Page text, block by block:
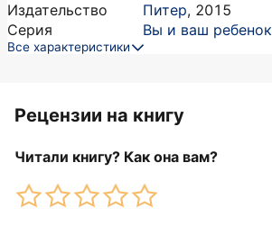
Издательство
Питер, 2015
Серия
Вы и ваш ребенок
Все характеристики
Рецензии на книгу
Читали книгу? Как она вам?